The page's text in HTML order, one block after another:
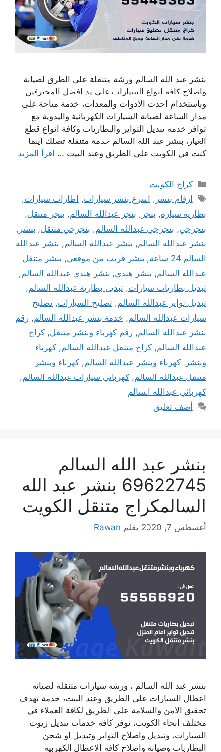
بنشر عبد الله السالم ورشة متنقلة على الطرق لصيانة
واصلاح كافة انواع السيارات على يد افضل المحترفين
وباستخدام احدث الادوات والمعدات، خدمة متاحة على
مدار الساعة لصيانة السيارات الكهربائية واليدوية مع
توافر خدمة تبديل التواير والبطاريات وكافة انواع قطع
الغيار، بنشر عبد الله السالم خدمة متنقلة تصلك اينما
كنت في الكويت على الطريق وعند البيت … اقرأ المزيد
التصنيفات
كراج الكويت
الوسوم
ارقام بنشر , اسرع بنشر سيارات, اطارات سيارات,
بطارية سيارة, بنجر , بنجر عبدالله السالم, بنجر متنقل,
بنجرجي, بنجرجي عبدالله السالم, بنجرجي متنقل, بنشر ,
بنشر عبدالله السالم, بنشر عبدالله السالم, بنشر عبدالله
السالم 24 ساعة
, بنشر قريب من موقعي, بنشر متنقل
عبدالله السالم, بنشر هندي, بنشر هندي عبدالله السالم,
تبديل بطاريات سيارات, تبديل بطارية عبدالله السالم,
تبديل تواير عبدالله السالم, تصليح السيارات, تصليح
سيارات عبدالله السالم, خدمة بنشر عبدالله السالم, رقم
بنشر عبدالله السالم, رقم كهرباء وبنشر متنقل, كراج
عبدالله السالم, كراج متنقل عبدالله السالم, كهرباء
وبنشر , كهرباء وبنشر عبدالله السالم, كهرباء وبنشر
متنقل عبدالله السالم, كهربائي سيارات عبدالله السالم,
كهربائي عبدالله السالم
أضف تعليق
بنشر عبد الله السالم
69622745 بنشر عبد الله
السالمكراج متنقل الكويت
أغسطس 7, 2020 بقلم Rawan
بنشر عبد الله السالم ، ورشة سيارات متنقلة لصيانة
اعطال السيارات على الطريق وعند البيت، خدمة تهدف
تحقيق الامن والسلامة على الطريق لكافة العملاء في
مختلف انحاء الكويت، نوفر كافة خدمات تبديل زيوت
السيارات، وتبديل واصلاح التواير وتبديل او شحن
البطاريات وصيانة واصلاح كافة الاعطال الكهربية